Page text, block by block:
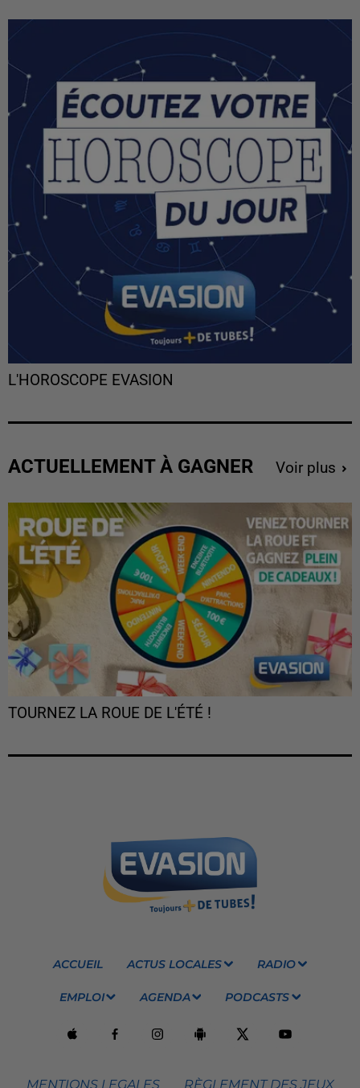
L'HOROSCOPE EVASION
ACTUELLEMENT À GAGNER Voir plus
TOURNEZ LA ROUE DE L'ÉTÉ !
ACCUEIL ACTUS LOCALES RADIO
EMPLOI AGENDA PODCASTS
MENTIONS LEGALES RÈGLEMENT DES JEUX